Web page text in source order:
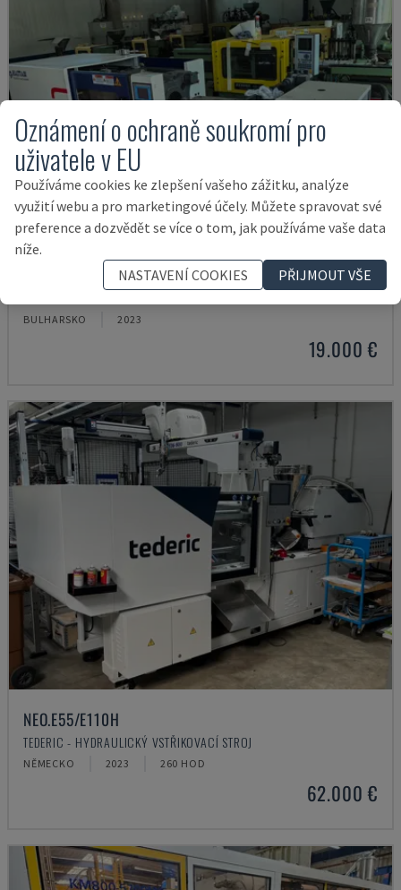
BULHARSKO 2023
19.000 €
NEO.E55/E110H
TEDERIC - HYDRAULICKÝ VSTŘIKOVACÍ STROJ
NĚMECKO 2023 260 HOD
62.000 €
Oznámení o ochraně soukromí pro
uživatele v EU
Používáme cookies ke zlepšení vašeho zážitku, analýze
využití webu a pro marketingové účely. Můžete spravovat své
preference a dozvědět se více o tom, jak používáme vaše data
níže.
NASTAVENÍ COOKIES
PŘIJMOUT VŠE